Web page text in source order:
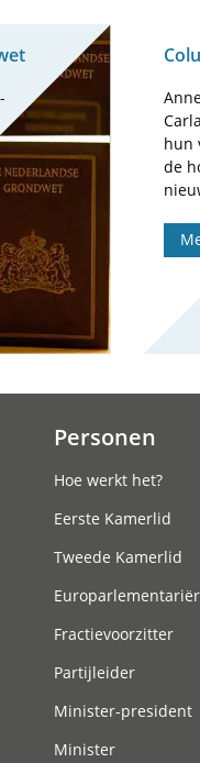
hun
de
Personen
Hoe werkt het?
Eerste Kamerlid
Tweede Kamerlid
Europarlementariër
Fractievoorzitter
Partijleider
Minister-president
Minister